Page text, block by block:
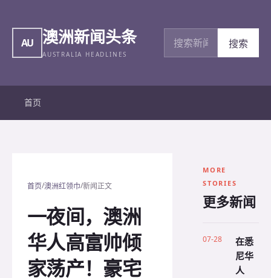
AU 澳洲新闻头条
AUSTRALIA HEADLINES
搜索新闻
搜索
首页
首页/澳洲红领巾/新闻正文
一夜间，澳洲
华人高富帅倾
家荡产！豪宅
MORE
STORIES
更多新闻
07-28
在悉
尼华
人